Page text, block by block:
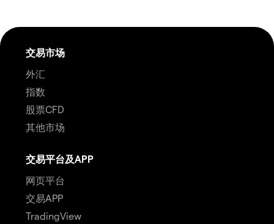
交易市场
外汇
指数
股票CFD
其他市场
交易平台及APP
网页平台
交易APP
TradingView